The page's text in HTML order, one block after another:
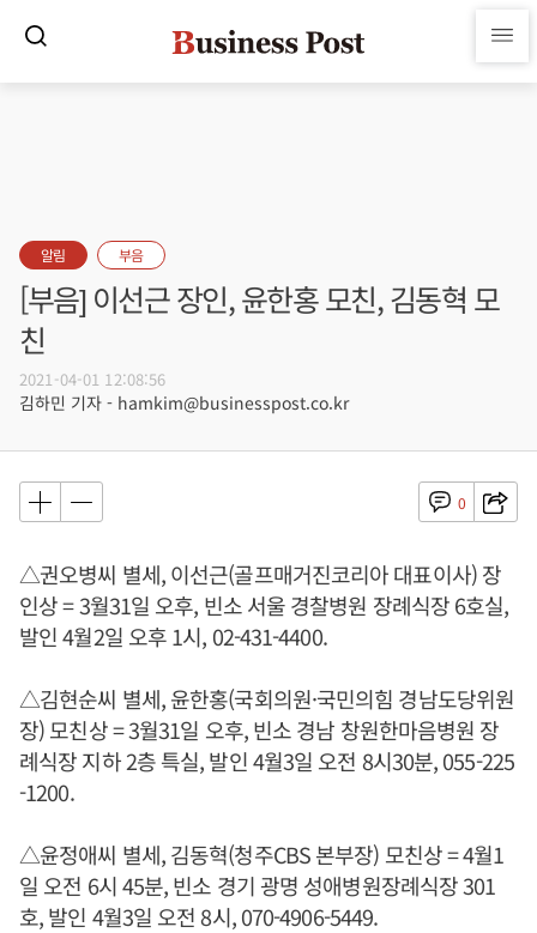
알림 부음
[부음] 이선근 장인, 윤한홍 모친, 김동혁 모
친
2021-04-01 12:08:56
김하민 기자 - hamkim@businesspost.co.kr
0
△권오병씨 별세, 이선근(골프매거진코리아 대표이사) 장
인상 = 3월31일 오후, 빈소 서울 경찰병원 장례식장 6호실,
발인 4월2일 오후 1시, 02-431-4400.
△김현순씨 별세, 윤한홍(국회의원·국민의힘 경남도당위원
장) 모친상 = 3월31일 오후, 빈소 경남 창원한마음병원 장
례식장 지하 2층 특실, 발인 4월3일 오전 8시30분, 055-225
-1200.
△윤정애씨 별세, 김동혁(청주CBS 본부장) 모친상 = 4월1
일 오전 6시 45분, 빈소 경기 광명 성애병원장례식장 301
호, 발인 4월3일 오전 8시, 070-4906-5449.